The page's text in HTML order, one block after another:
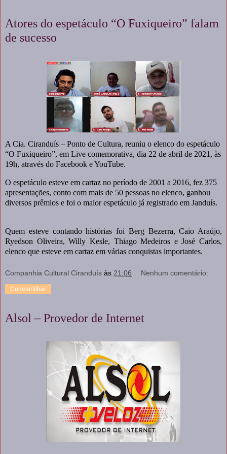
Atores do espetáculo “O Fuxiqueiro” falam
de sucesso
A Cia. Ciranduís – Ponto de Cultura, reuniu o elenco do espetáculo
“O Fuxiqueiro”, em Live comemorativa, dia 22 de abril de 2021, às
19h, através do Facebook e YouTube.
O espetáculo esteve em cartaz no período de 2001 a 2016, fez 375
apresentações, conto com mais de 50 pessoas no elenco, ganhou
diversos prêmios e foi o maior espetáculo já registrado em Janduís.
Quem esteve contando histórias foi Berg Bezerra, Caio Araújo,
Ryedson Oliveira, Willy Kesle, Thiago Medeiros e José Carlos,
elenco que esteve em cartaz em várias conquistas importantes.
Companhia Cultural Ciranduís às 21:06 Nenhum comentário:
Compartilhar
Alsol – Provedor de Internet